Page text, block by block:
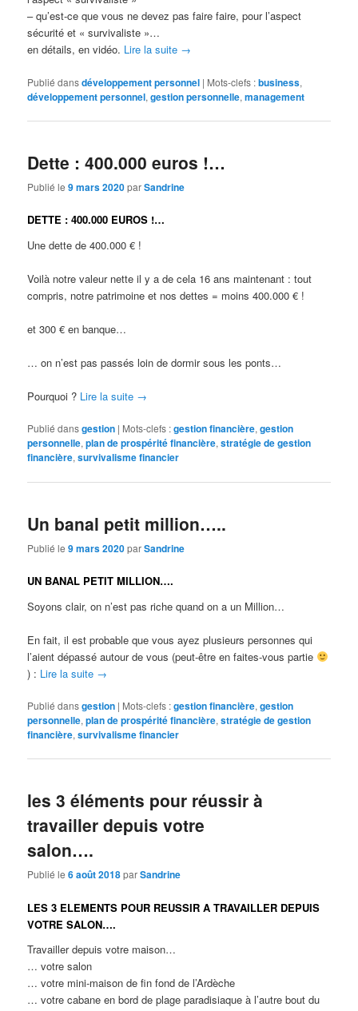
– qu’est-ce que vous ne devez pas faire faire, pour l’aspect
sécurité et « survivaliste »…
en détails, en vidéo. Lire la suite →
Publié dansdéveloppement personnel | Mots-clefs :business,
développement personnel,gestion personnelle,management
Dette : 400.000 euros !…
Publié le9 mars 2020parSandrine
DETTE : 400.000 EUROS !…
Une dette de 400.000 € !
Voilà notre valeur nette il y a de cela 16 ans maintenant : tout
compris, notre patrimoine et nos dettes = moins 400.000 € !
et 300 € en banque…
… on n’est pas passés loin de dormir sous les ponts…
Pourquoi ? Lire la suite →
Publié dansgestion | Mots-clefs :gestion financière,gestion
personnelle,plan de prospérité financière,stratégie de gestion
financière,survivalisme financier
Un banal petit million…..
Publié le9 mars 2020parSandrine
UN BANAL PETIT MILLION….
Soyons clair, on n’est pas riche quand on a un Million…
En fait, il est probable que vous ayez plusieurs personnes qui
l’aient dépassé autour de vous (peut-être en faites-vous partie
) : Lire la suite →
Publié dansgestion | Mots-clefs :gestion financière,gestion
personnelle,plan de prospérité financière,stratégie de gestion
financière,survivalisme financier
les 3 éléments pour réussir à
travailler depuis votre
salon….
Publié le6 août 2018parSandrine
LES 3 ELEMENTS POUR REUSSIR A TRAVAILLER DEPUIS
VOTRE SALON….
Travailler depuis votre maison…
… votre salon
… votre mini-maison de fin fond de l’Ardèche
… votre cabane en bord de plage paradisiaque à l’autre bout du